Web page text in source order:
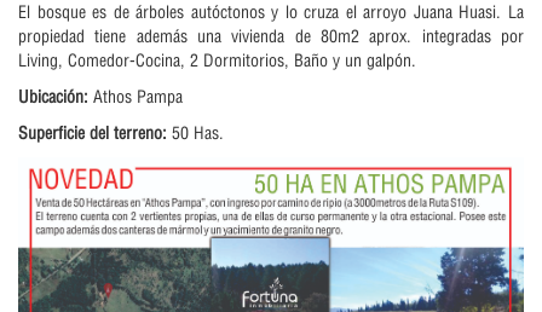
El bosque es de árboles autóctonos y lo cruza el arroyo Juana Huasi. La
propiedad tiene además una vivienda de 80m2 aprox. integradas por
Living, Comedor-Cocina, 2 Dormitorios, Baño y un galpón.
Ubicación: Athos Pampa
Superficie del terreno: 50 Has.